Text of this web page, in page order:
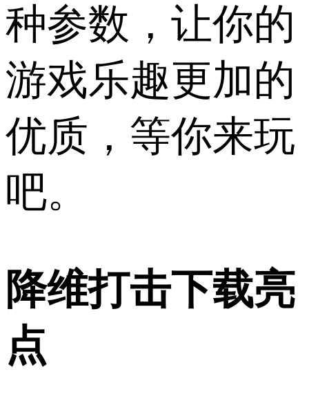
种参数，让你的
游戏乐趣更加的
优质，等你来玩
吧。
降维打击下载亮
点